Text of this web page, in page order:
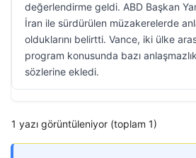
değerlendirme geldi. ABD Başkan
İran ile sürdürülen müzakerelerde
olduklarını belirtti. Vance, iki ülke
program konusunda bazı
sözlerine ekledi.
1 yazı görüntüleniyor (toplam 1)